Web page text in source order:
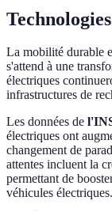
La mobilité durable
s'attend à une
électriques
infrastructures de
Les données de
électriques ont
changement de
attentes incluent la
permettant de
véhicules électriques.